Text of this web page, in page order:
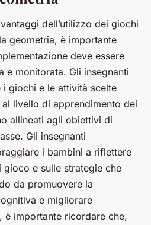
dell’utilizzo dei giochi
geometria, è importante
deve essere
e monitorata. Gli insegnanti
giochi e le attività scelte
al livello di apprendimento dei
allineati agli obiettivi di
Gli insegnanti
i bambini a riflettere
e sulle strategie che
da promuovere la
e migliorare
è importante ricordare che,